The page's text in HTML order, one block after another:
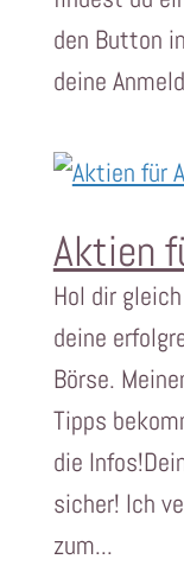
den Button
deine
Aktien
Hol dir
deine
Börse.
Tipps
die
sicher! Ich
zum...